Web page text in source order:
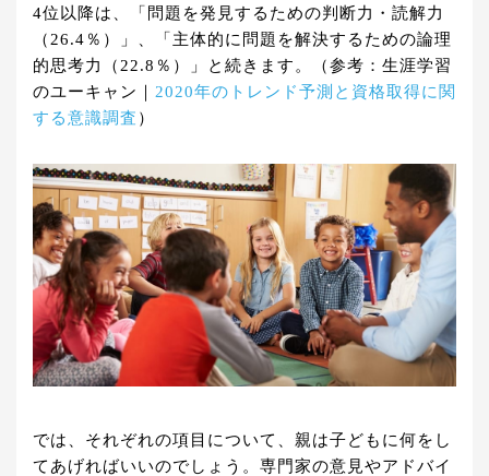
4位以降は、「問題を発見するための判断力・読解力
（26.4％）」、「主体的に問題を解決するための論理
的思考力（22.8％）」と続きます。（参考：生涯学習
のユーキャン｜ 2020年のトレンド予測と資格取得に関
する意識調査 ）
では、それぞれの項目について、親は子どもに何をし
てあげればいいのでしょう。専門家の意見やアドバイ